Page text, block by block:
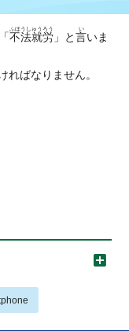
不法就労
ふほうしゅうろう
」と 言
い
いま
ればなりません。